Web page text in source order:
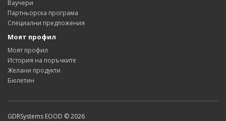
Ваучери
Партньорска програма
Специални предложения
Моят профил
Моят профил
История на поръчките
Желани продукти
Бюлетин
GDRSystems EOOD © 2026